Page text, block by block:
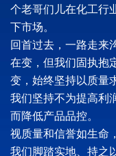
个老哥们儿在化工行
下市场。
回首过去，一路走来
在变，但我们固执抱
变，始终坚持以质量
我们坚持不为提高利
而降低产品品控。
视质量和信誉如生命
我们脚踏实地、持之